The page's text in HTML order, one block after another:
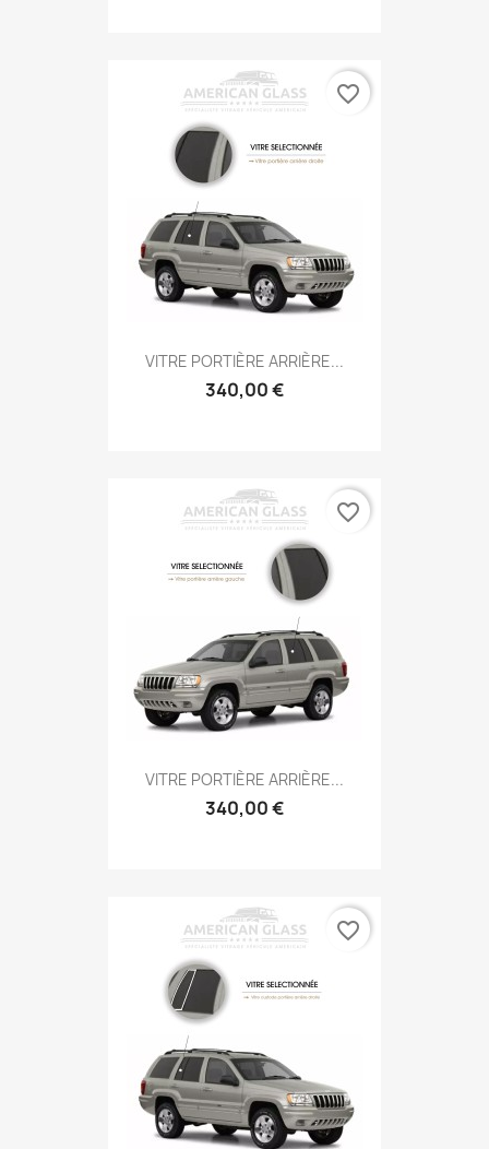
VITRE PORTIÈRE ARRIÈRE...
340,00 €
favorite_border
VITRE PORTIÈRE ARRIÈRE...
340,00 €
favorite_border
favorite_border